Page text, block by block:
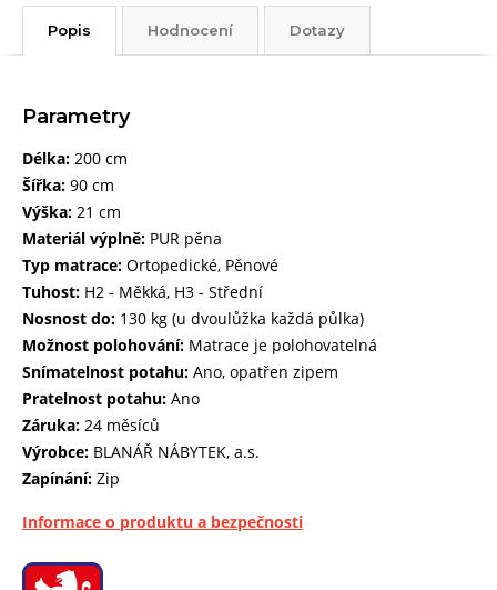
Popis Hodnocení Dotazy
Parametry
Délka: 200 cm
Šířka: 90 cm
Výška: 21 cm
Materiál výplně: PUR pěna
Typ matrace: Ortopedické, Pěnové
Tuhost: H2 - Měkká, H3 - Střední
Nosnost do: 130 kg (u dvoulůžka každá půlka)
Možnost polohování: Matrace je polohovatelná
Snímatelnost potahu: Ano, opatřen zipem
Pratelnost potahu: Ano
Záruka: 24 měsíců
Výrobce: BLANÁŘ NÁBYTEK, a.s.
Zapínání: Zip
Informace o produktu a bezpečnosti